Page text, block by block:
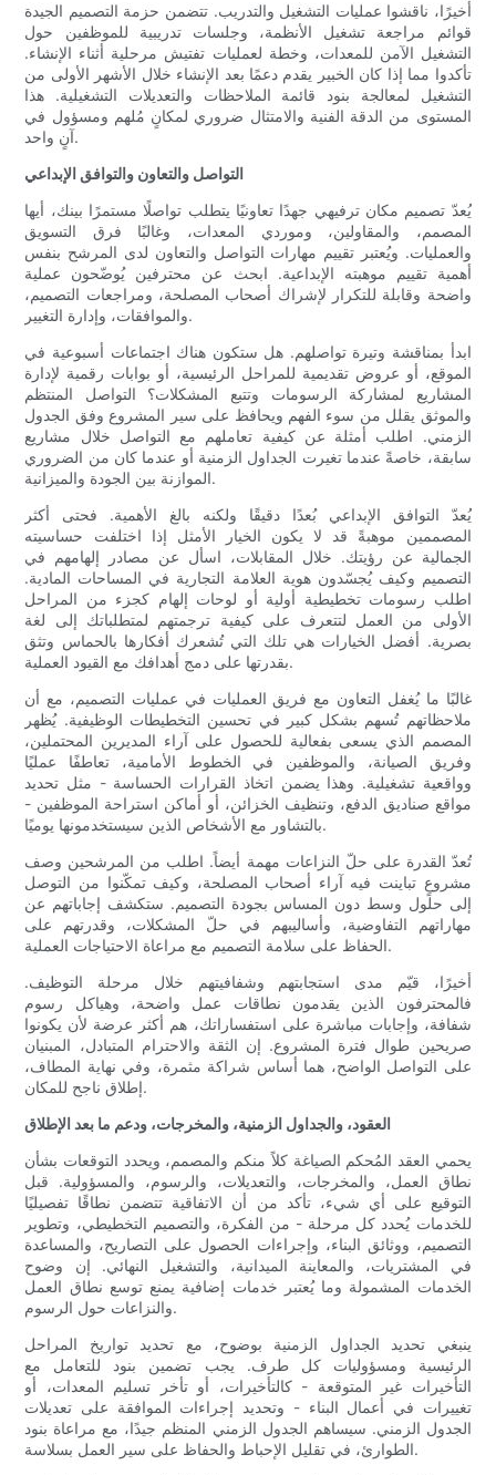
أخيرًا، ناقشوا عمليات التشغيل والتدريب. تتضمن حزمة التصميم الجيدة
قوائم مراجعة تشغيل الأنظمة، وجلسات تدريبية للموظفين حول
التشغيل الآمن للمعدات، وخطة لعمليات تفتيش مرحلية أثناء الإنشاء.
تأكدوا مما إذا كان الخبير يقدم دعمًا بعد الإنشاء خلال الأشهر الأولى من
التشغيل لمعالجة بنود قائمة الملاحظات والتعديلات التشغيلية. هذا
المستوى من الدقة الفنية والامتثال ضروري لمكانٍ مُلهم ومسؤول في
آنٍ واحد.
التواصل والتعاون والتوافق الإبداعي
يُعدّ تصميم مكان ترفيهي جهدًا تعاونيًا يتطلب تواصلًا مستمرًا بينك، أيها
المصمم، والمقاولين، وموردي المعدات، وغالبًا فرق التسويق
والعمليات. ويُعتبر تقييم مهارات التواصل والتعاون لدى المرشح بنفس
أهمية تقييم موهبته الإبداعية. ابحث عن محترفين يُوضّحون عملية
واضحة وقابلة للتكرار لإشراك أصحاب المصلحة، ومراجعات التصميم،
والموافقات، وإدارة التغيير.
ابدأ بمناقشة وتيرة تواصلهم. هل ستكون هناك اجتماعات أسبوعية في
الموقع، أو عروض تقديمية للمراحل الرئيسية، أو بوابات رقمية لإدارة
المشاريع لمشاركة الرسومات وتتبع المشكلات؟ التواصل المنتظم
والموثق يقلل من سوء الفهم ويحافظ على سير المشروع وفق الجدول
الزمني. اطلب أمثلة عن كيفية تعاملهم مع التواصل خلال مشاريع
سابقة، خاصةً عندما تغيرت الجداول الزمنية أو عندما كان من الضروري
الموازنة بين الجودة والميزانية.
يُعدّ التوافق الإبداعي بُعدًا دقيقًا ولكنه بالغ الأهمية. فحتى أكثر
المصممين موهبةً قد لا يكون الخيار الأمثل إذا اختلفت حساسيته
الجمالية عن رؤيتك. خلال المقابلات، اسأل عن مصادر إلهامهم في
التصميم وكيف يُجسّدون هوية العلامة التجارية في المساحات المادية.
اطلب رسومات تخطيطية أولية أو لوحات إلهام كجزء من المراحل
الأولى من العمل لتتعرف على كيفية ترجمتهم لمتطلباتك إلى لغة
بصرية. أفضل الخيارات هي تلك التي تُشعرك أفكارها بالحماس وتثق
بقدرتها على دمج أهدافك مع القيود العملية.
غالبًا ما يُغفل التعاون مع فريق العمليات في عمليات التصميم، مع أن
ملاحظاتهم تُسهم بشكل كبير في تحسين التخطيطات الوظيفية. يُظهر
المصمم الذي يسعى بفعالية للحصول على آراء المديرين المحتملين،
وفريق الصيانة، والموظفين في الخطوط الأمامية، تعاطفًا عمليًا
وواقعية تشغيلية. وهذا يضمن اتخاذ القرارات الحساسة - مثل تحديد
مواقع صناديق الدفع، وتنظيف الخزائن، أو أماكن استراحة الموظفين -
بالتشاور مع الأشخاص الذين سيستخدمونها يوميًا.
تُعدّ القدرة على حلّ النزاعات مهمة أيضاً. اطلب من المرشحين وصف
مشروعٍ تباينت فيه آراء أصحاب المصلحة، وكيف تمكّنوا من التوصل
إلى حلول وسط دون المساس بجودة التصميم. ستكشف إجاباتهم عن
مهاراتهم التفاوضية، وأساليبهم في حلّ المشكلات، وقدرتهم على
الحفاظ على سلامة التصميم مع مراعاة الاحتياجات العملية.
أخيرًا، قيّم مدى استجابتهم وشفافيتهم خلال مرحلة التوظيف.
فالمحترفون الذين يقدمون نطاقات عمل واضحة، وهياكل رسوم
شفافة، وإجابات مباشرة على استفساراتك، هم أكثر عرضة لأن يكونوا
صريحين طوال فترة المشروع. إن الثقة والاحترام المتبادل، المبنيان
على التواصل الواضح، هما أساس شراكة مثمرة، وفي نهاية المطاف،
إطلاق ناجح للمكان.
العقود، والجداول الزمنية، والمخرجات، ودعم ما بعد الإطلاق
يحمي العقد المُحكم الصياغة كلاً منكم والمصمم، ويحدد التوقعات بشأن
نطاق العمل، والمخرجات، والتعديلات، والرسوم، والمسؤولية. قبل
التوقيع على أي شيء، تأكد من أن الاتفاقية تتضمن نطاقًا تفصيليًا
للخدمات يُحدد كل مرحلة - من الفكرة، والتصميم التخطيطي، وتطوير
التصميم، ووثائق البناء، وإجراءات الحصول على التصاريح، والمساعدة
في المشتريات، والمعاينة الميدانية، والتشغيل النهائي. إن وضوح
الخدمات المشمولة وما يُعتبر خدمات إضافية يمنع توسع نطاق العمل
والنزاعات حول الرسوم.
ينبغي تحديد الجداول الزمنية بوضوح، مع تحديد تواريخ المراحل
الرئيسية ومسؤوليات كل طرف. يجب تضمين بنود للتعامل مع
التأخيرات غير المتوقعة - كالتأخيرات، أو تأخر تسليم المعدات، أو
تغييرات في أعمال البناء - وتحديد إجراءات الموافقة على تعديلات
الجدول الزمني. سيساهم الجدول الزمني المنظم جيدًا، مع مراعاة بنود
الطوارئ، في تقليل الإحباط والحفاظ على سير العمل بسلاسة.